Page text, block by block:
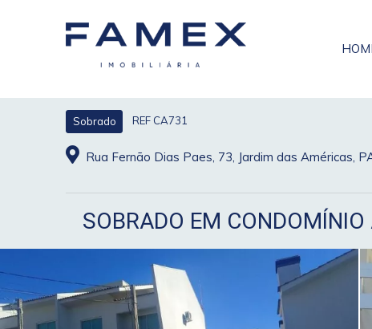
Sobrado REF CA731
Rua Fernão Dias Paes, 73, Jardim das Américas,
SOBRADO EM